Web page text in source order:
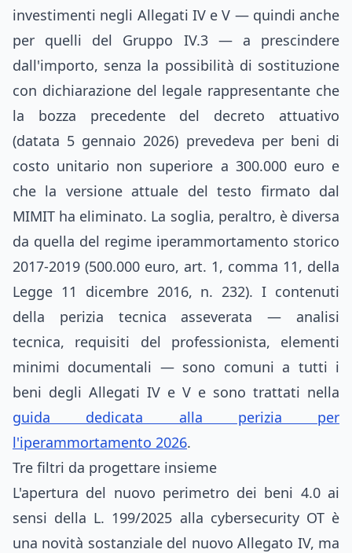
investimenti negli Allegati IV e V — quindi anche
per quelli del Gruppo IV.3 — a prescindere
dall'importo, senza la possibilità di sostituzione
con dichiarazione del legale rappresentante che
la bozza precedente del decreto attuativo
(datata 5 gennaio 2026) prevedeva per beni di
costo unitario non superiore a 300.000 euro e
che la versione attuale del testo firmato dal
MIMIT ha eliminato. La soglia, peraltro, è diversa
da quella del regime iperammortamento storico
2017-2019 (500.000 euro, art. 1, comma 11, della
Legge 11 dicembre 2016, n. 232). I contenuti
della perizia tecnica asseverata — analisi
tecnica, requisiti del professionista, elementi
minimi documentali — sono comuni a tutti i
beni degli Allegati IV e V e sono trattati nella
guida dedicata alla perizia per
l'iperammortamento 2026.
Tre filtri da progettare insieme
L'apertura del nuovo perimetro dei beni 4.0 ai
sensi della L. 199/2025 alla cybersecurity OT è
una novità sostanziale del nuovo Allegato IV, ma